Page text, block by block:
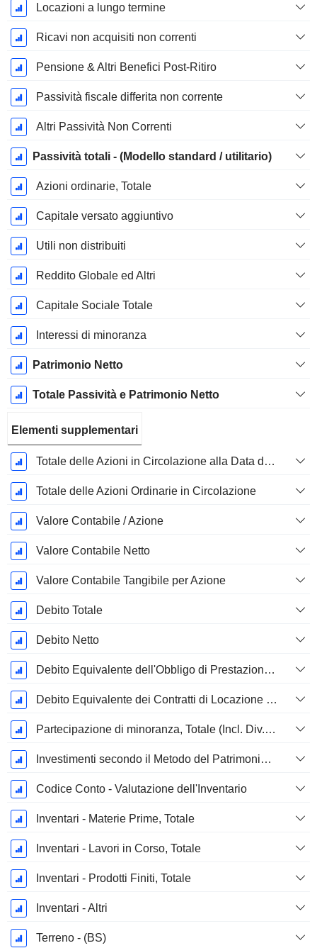
Locazioni a lungo termine
Ricavi non acquisiti non correnti
Pensione & Altri Benefici Post-Ritiro
Passività fiscale differita non corrente
Altri Passività Non Correnti
Passività totali - (Modello standard / utilitario)
Azioni ordinarie, Totale
Capitale versato aggiuntivo
Utili non distribuiti
Reddito Globale ed Altri
Capitale Sociale Totale
Interessi di minoranza
Patrimonio Netto
Totale Passività e Patrimonio Netto
Elementi supplementari
Totale delle Azioni in Circolazione alla Data di Deposito
Totale delle Azioni Ordinarie in Circolazione
Valore Contabile / Azione
Valore Contabile Netto
Valore Contabile Tangibile per Azione
Debito Totale
Debito Netto
Debito Equivalente dell'Obbligo di Prestazione Progettata Non Finanziata
Debito Equivalente dei Contratti di Locazione Operativi
Partecipazione di minoranza, Totale (Incl. Div. Fin)
Investimenti secondo il Metodo del Patrimonio Netto, Totale
Codice Conto - Valutazione dell'Inventario
Inventari - Materie Prime, Totale
Inventari - Lavori in Corso, Totale
Inventari - Prodotti Finiti, Totale
Inventari - Altri
Terreno - (BS)